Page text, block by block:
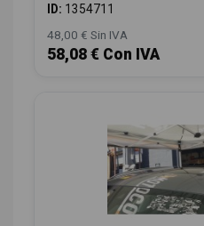
ID: 1354711
48,00 € Sin IVA
58,08 € Con IVA